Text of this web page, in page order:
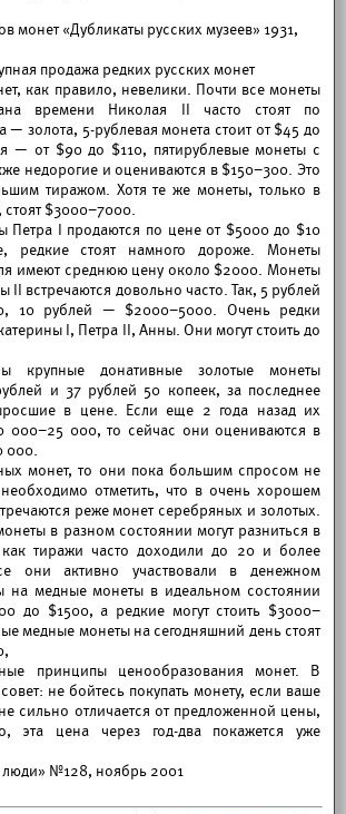
монет «Дубликаты русских музеев» 1931,
продажа редких русских монет
как правило, невелики. Почти все монеты
времени Николая II часто стоят по
— золота, 5-рублевая монета стоит от $45 до
— от $90 до $110, пятирублевые монеты с
недорогие и оцениваются в $150–300. Это
тиражом. Хотя те же монеты, только в
стоят $3000–7000.
Петра I продаются по цене от $5000 до $10
редкие стоят намного дороже. Монеты
имеют среднюю цену около $2000. Монеты
II встречаются довольно часто. Так, 5 рублей
10 рублей — $2000–5000. Очень редки
I, Петра II, Анны. Они могут стоить до
крупные донативные золотые монеты
и 37 рублей 50 копеек, за последнее
в цене. Если еще 2 года назад их
000–25 000, то сейчас они оцениваются в
000.
монет, то они пока большим спросом не
необходимо отметить, что в очень хорошем
реже монет серебряных и золотых.
в разном состоянии могут разниться в
как тиражи часто доходили до 20 и более
они активно участвовали в денежном
медные монеты в идеальном состоянии
до $1500, а редкие могут стоить $3000–
медные монеты на сегодняшний день стоят
принципы ценообразования монет. В
не бойтесь покупать монету, если ваше
сильно отличается от предложенной цены,
эта цена через год-два покажется уже
№128, ноябрь 2001